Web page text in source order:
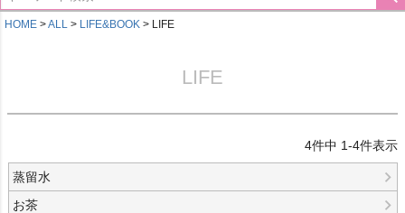
HOME ALL LIFE&BOOK LIFE
LIFE
4件中 1-4件表示
蒸留水
お茶